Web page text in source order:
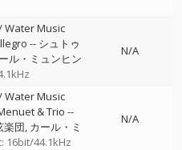
Water Music
-- シュトゥ
ル・ミュンヒン
N/A
Water Music
& Trio --
楽団 カール・ミ
16bit/44.1kHz
N/A